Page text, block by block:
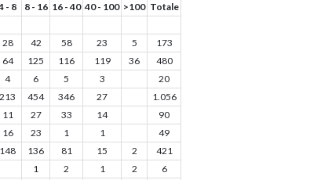
- 8 8 - 16 16 - 40 40 - 100 >100 Totale
28 42 58 23 5
173
64 125 116 119 36
480
4 6 5 3
20
213 454 346 27
1.056
11 27 33 14
90
16 23 1 1
49
148 136 81 15 2
421
1 2 1 2
6